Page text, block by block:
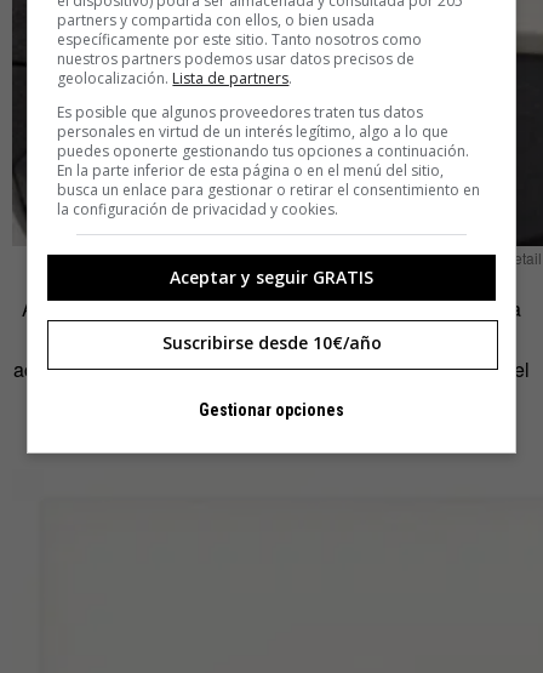
Companions Detail
Albrecht recuerda que se le quedó grabada una respuesta
de una entrevista que leyó, que decía que la suerte
acompaña al que trabaja duro. «Esto nos pone a todos en el
mismo nivel y lo que nos separa es nuestra propia
partners y compartida con ellos, o bien usada
específicamente por este sitio. Tanto nosotros como
nuestros partners podemos usar datos precisos de
geolocalización. Lista de partners.
Es posible que algunos proveedores traten tus datos
personales en virtud de un interés legítimo, algo a lo que
puedes oponerte gestionando tus opciones a continuación.
En la parte inferior de esta página o en el menú del sitio,
busca un enlace para gestionar o retirar el consentimiento en
la configuración de privacidad y cookies.
Aceptar y seguir GRATIS
Suscribirse desde 10€/año
Gestionar opciones